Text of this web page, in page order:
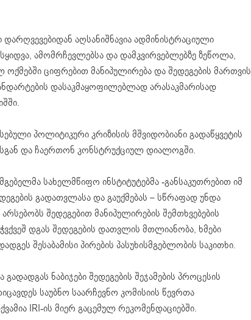
აღსანიშნავია ადმინისტრაციული
ამომრჩევლებსა და დამკვირვებლებზე ზეწოლა,
ოქმებში ციფრებით მანიპულირება და შედეგების მართვის
დასაკმაყოფილებლად არასაკმარისად
პოლიტიკური კრიზისის მშვიდობიანი გადაწყვეტის
და ჩაერთონ კონსტრუქციულ დიალოგში.
სახელმწიფო ინსტიტუტებმა -განსაკუთრებით იმ
გადათვლასა და გაუქმებას – სწრაფად უნდა
შედეგებით მანიპულირების შემთხვებების
დგას შედეგების დათვლის მთლიანობა, ხმები
შესაბამისი პირების პასუხისმგებლობის საკითხი.
ნაბიჯები შედეგების შეჯამების პროცესის
საუბნო საარჩევნო კომისიის წევრთა
IRI-ის მიერ გაცემულ რეკომენდაციებში.